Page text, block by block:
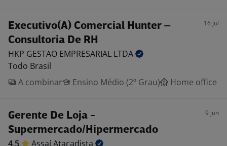
Executivo(A) Comercial Hunter –
Consultoria De RH
16 jul
HKP GESTAO EMPRESARIAL LTDA
Todo Brasil
A combinar
Ensino Médio (2º Grau) Home office
Gerente De Loja -
Supermercado/Hipermercado
9 jun
4,5 AssaíAtacadista